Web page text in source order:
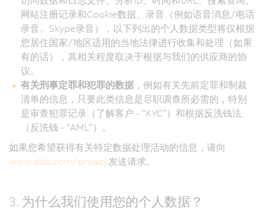
网站注册记录和Cookie数据、录音（例如语音消息/电话
录音、Skype录音），以下列出的个人数据类型将仅根据
您居住国家/地区适用的当地法律进行收集和处理（如果
有的话），其相关程度取决于根据与我们的供应商的协
议。
有关刑事定罪和犯罪的数据 ，例如有关先前定罪和制裁
清单的信息，只要此类信息是尽职调查所必需的，特别
是审查犯罪记录（了解客户 - “KYC”）和根据反洗钱法
（反洗钱 - “AML”）。
如果您希望获得有关特定数据处理活动的信息，请向
www.abb.com/privacy发送请求。
3. 为什么我们使用您的个人数据？